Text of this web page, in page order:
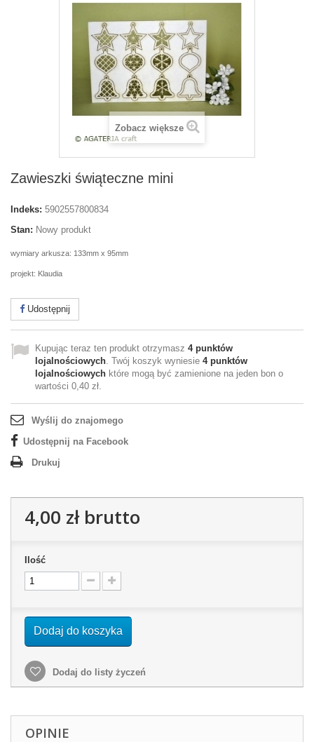
Zobacz większe
Zawieszki świąteczne mini
Indeks: 5902557800834
Stan: Nowy produkt
wymiary arkusza: 133mm x 95mm
projekt: Klaudia
Udostępnij
Kupując teraz ten produkt otrzymasz 4punktów
lojalnościowych. Twój koszyk wyniesie 4punktów
lojalnościowych które mogą być zamienione na jeden bon o
wartości 0,40 zł.
Wyślij do znajomego
Udostępnij na Facebook
Drukuj
4,00 złbrutto
Ilość
Dodaj do koszyka
Dodaj do listy życzeń
OPINIE